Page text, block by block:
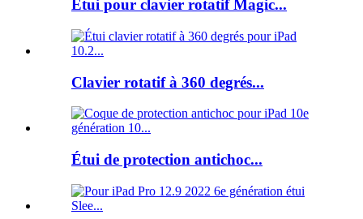
Étui pour clavier rotatif Magic...
Clavier rotatif à 360 degrés...
Étui de protection antichoc...